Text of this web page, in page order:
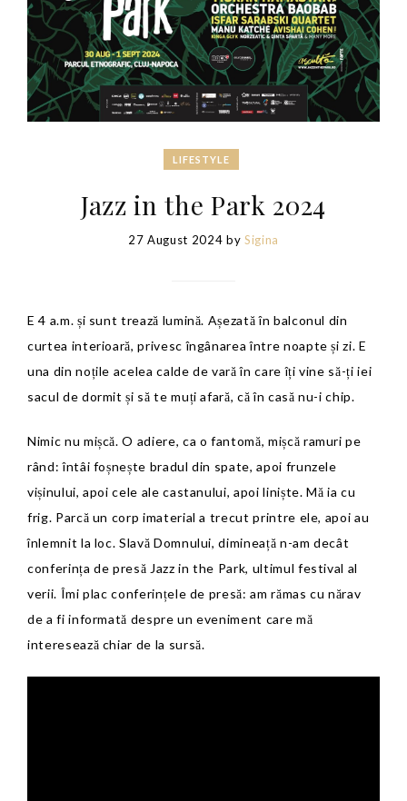
LIFESTYLE
Jazz in the Park 2024
27 August 2024 by Sigina
E 4 a.m. și sunt trează lumină. Așezată în balconul din
curtea interioară, privesc îngânarea între noapte și zi. E
una din noțile acelea calde de vară în care îți vine să-ți iei
sacul de dormit și să te muți afară, că în casă nu-i chip.
Nimic nu mișcă. O adiere, ca o fantomă, mișcă ramuri pe
rând: întâi foșnește bradul din spate, apoi frunzele
vișinului, apoi cele ale castanului, apoi liniște. Mă ia cu
frig. Parcă un corp imaterial a trecut printre ele, apoi au
înlemnit la loc. Slavă Domnului, dimineață n-am decât
conferința de presă Jazz in the Park, ultimul festival al
verii. Îmi plac conferințele de presă: am rămas cu nărav
de a fi informată despre un eveniment care mă
interesează chiar de la sursă.